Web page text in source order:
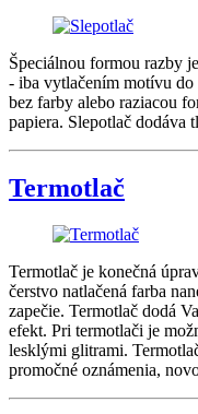
Špeciálnou formou razby
- iba vytlačením motívu do
bez farby alebo raziacou
papiera. Slepotlač dodáva
Termotlač
Termotlač je konečná
čerstvo natlačená farba
zapečie. Termotlač dodá
efekt. Pri termotlači je
lesklými glitrami.
promočné oznámenia,